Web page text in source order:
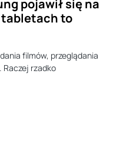
pojawił się na
tabletach to
filmów, przeglądania
rzadko